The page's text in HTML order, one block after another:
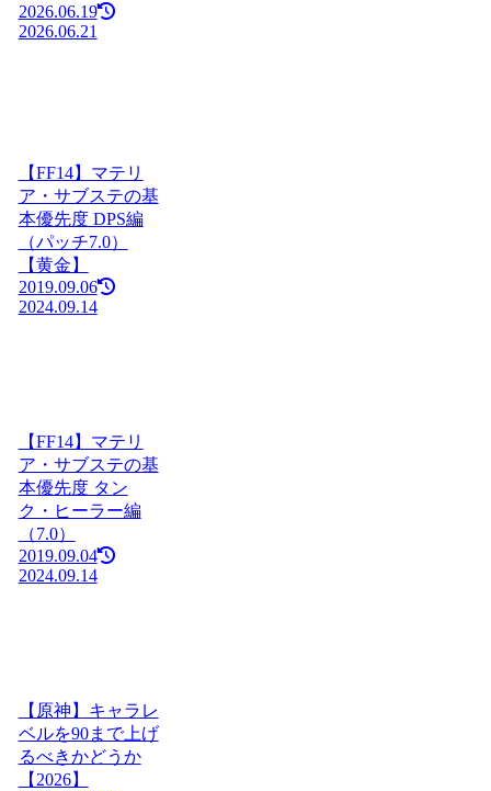
2026.06.19
2026.06.21
【FF14】マテリ
ア・サブステの基
本優先度 DPS編
（パッチ7.0）
【黄金】
2019.09.06
2024.09.14
【FF14】マテリ
ア・サブステの基
本優先度 タン
ク・ヒーラー編
（7.0）
2019.09.04
2024.09.14
【原神】キャラレ
ベルを90まで上げ
るべきかどうか
【2026】